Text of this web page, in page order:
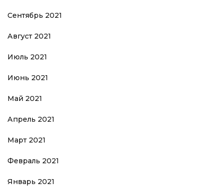
Сентябрь 2021
Август 2021
Июль 2021
Июнь 2021
Май 2021
Апрель 2021
Март 2021
Февраль 2021
Январь 2021